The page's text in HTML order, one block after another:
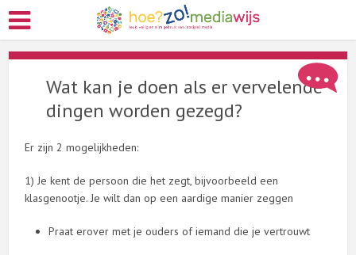
Wat kan je doen als er vervelende
dingen worden gezegd?
Er zijn 2 mogelijkheden:
1) Je kent de persoon die het zegt, bijvoorbeeld een
klasgenootje. Je wilt dan op een aardige manier zeggen
Praat erover met je ouders of iemand die je vertrouwt